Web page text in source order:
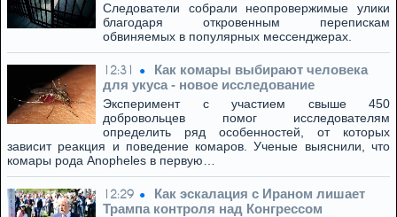
Следователи собрали неопровержимые улики
благодаря откровенным перепискам
обвиняемых в популярных мессенджерах.
12:31
Как комары выбирают человека
для укуса - новое исследование
Эксперимент с участием свыше 450
добровольцев помог исследователям
определить ряд особенностей, от которых
зависит реакция и поведение комаров. Ученые выяснили, что
комары рода Anopheles в первую…
12:29
Как эскалация с Ираном лишает
Трампа контроля над Конгрессом